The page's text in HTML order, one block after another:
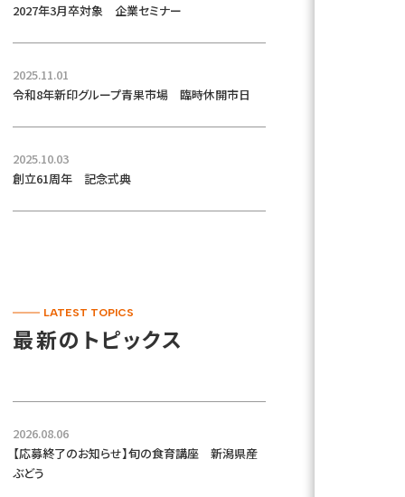
2027年3月卒対象 企業セミナー
2025.11.01
令和8年新印グループ青果市場 臨時休開市日
2025.10.03
創立61周年 記念式典
LATEST TOPICS
最新のトピックス
2026.08.06
【応募終了のお知らせ】旬の食育講座 新潟県産
ぶどう